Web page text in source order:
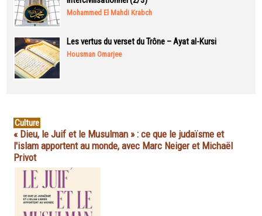
Mohammed El Mahdi Krabch
Les vertus du verset du Trône – Ayat al-Kursi
Housman Omarjee
Culture
« Dieu, le Juif et le Musulman » : ce que le judaïsme et
l'islam apportent au monde, avec Marc Neiger et Michaël
Privot